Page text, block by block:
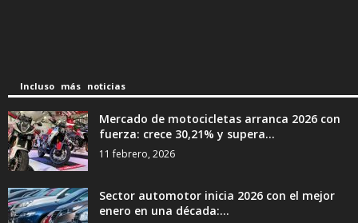
Incluso más noticias
Mercado de motocicletas arranca 2026 con
fuerza: crece 30,21% y supera...
11 febrero, 2026
Sector automotor inicia 2026 con el mejor
enero en una década:...